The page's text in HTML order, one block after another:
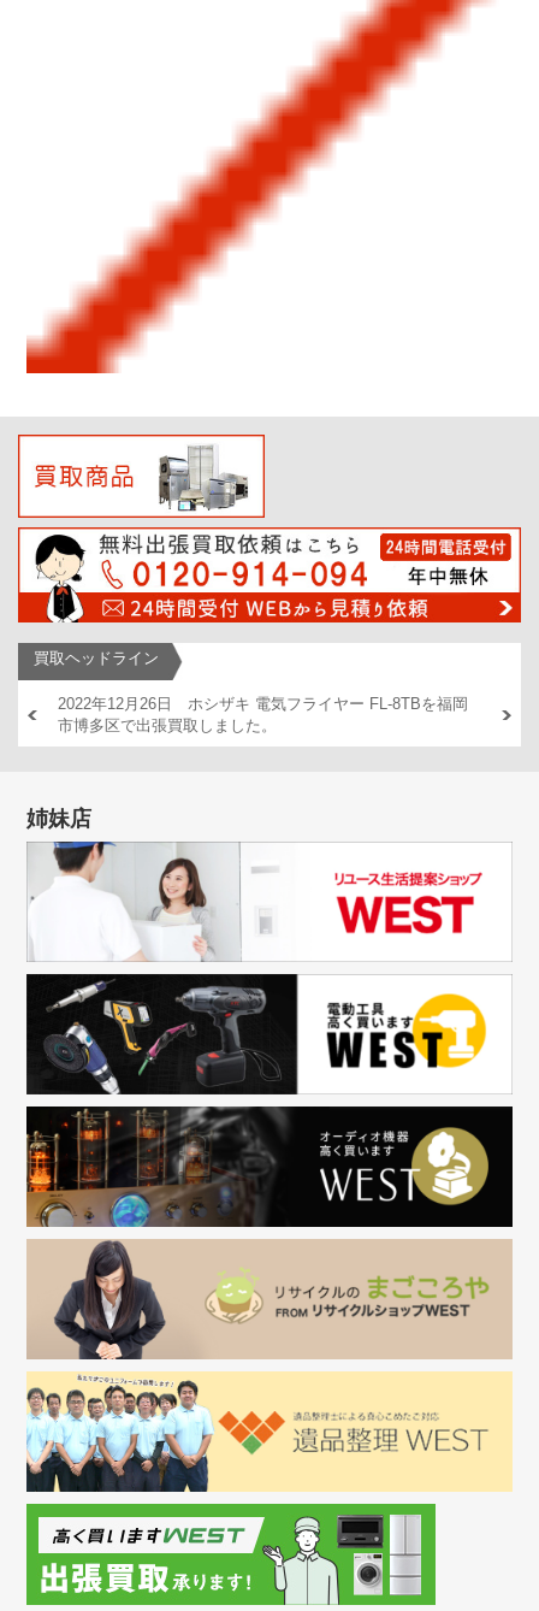
買取ヘッドライン
2022年12月23日 GLORY 券売機 VT-B20を福岡市早良区で
出張買取しました。
DT/
姉妹店